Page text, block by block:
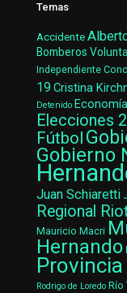
Temas
Accidente
Bomberos
Independiente
19 Cristina
Detenido Economía
Elecciones
Fútbol
Gobierno
Juan Schiaretti
Regional
Mauricio Macri
Hernando
Rodrigo de Loredo Río